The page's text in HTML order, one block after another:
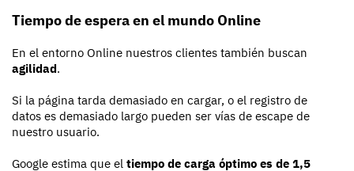
Tiempo de espera en el mundo Online
En el entorno Online nuestros clientes también buscan
agilidad.
Si la página tarda demasiado en cargar, o el registro de
datos es demasiado largo pueden ser vías de escape de
nuestro usuario.
Google estima que el tiempo de carga óptimo es de 1,5